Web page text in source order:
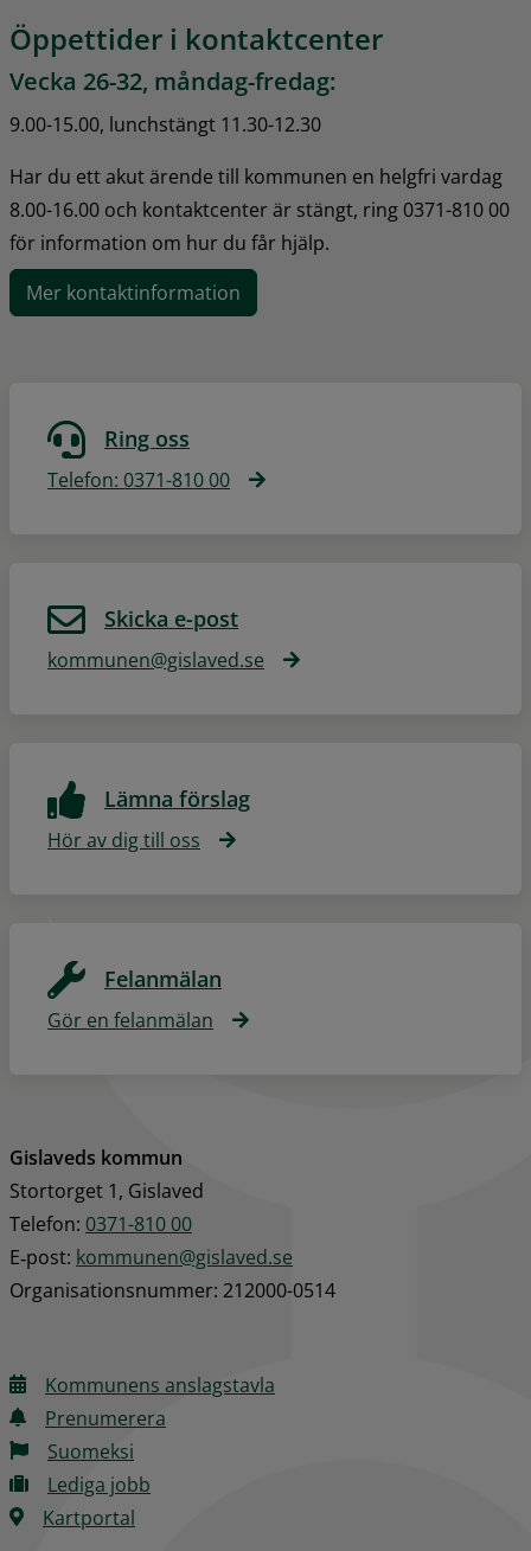
Öppettider i kontaktcenter
Vecka 26-32, måndag-fredag:
9.00-15.00, lunchstängt 11.30-12.30
Har du ett akut ärende till kommunen en helgfri vardag
8.00-16.00 och kontaktcenter är stängt, ring 0371-810 00
för information om hur du får hjälp.
Mer kontaktinformation
Ring oss
Telefon: 0371-810 00
Skicka e-post
kommunen@gislaved.se
Lämna förslag
Hör av dig till oss
Felanmälan
Gör en felanmälan
Gislaveds kommun
Stortorget 1, Gislaved
Telefon: 0371-810 00
E‑post: kommunen@gislaved.se
Organisationsnummer: 212000-0514
Kommunens anslagstavla
Prenumerera
Suomeksi
Lediga jobb
Kartportal